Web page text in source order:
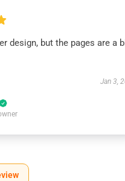
design, but the pages are a
Jan 3,